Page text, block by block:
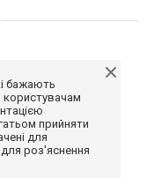
бажають
прийняти
для
роз'яснення